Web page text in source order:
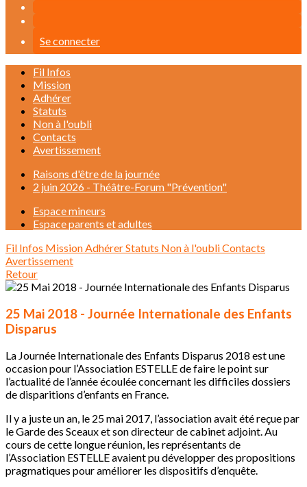
Se connecter
Fil Infos
Mission
Adhérer
Statuts
Non à l'oubli
Contacts
Avertissement
Raisons d'être de la journée
2 juin 2026 - Théâtre-Forum "Prévention"
Espace mineurs
Espace parents et adultes
Fil Infos MissionAdhérerStatuts Non à l'oubliContacts
Avertissement
Retour
25 Mai 2018 - Journée Internationale des Enfants
Disparus
La Journée Internationale des Enfants Disparus 2018 est une
occasion pour l’Association ESTELLE de faire le point sur
l’actualité de l’année écoulée concernant les difficiles dossiers
de disparitions d’enfants en France.
Il y a juste un an, le 25 mai 2017, l’association avait été reçue par
le Garde des Sceaux et son directeur de cabinet adjoint. Au
cours de cette longue réunion, les représentants de
l’Association ESTELLE avaient pu développer des propositions
pragmatiques pour améliorer les dispositifs d’enquête.